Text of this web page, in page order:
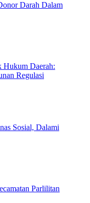
Darah Dalam
Hukum Daerah:
Regulasi
Sosial, Dalami
Parlilitan